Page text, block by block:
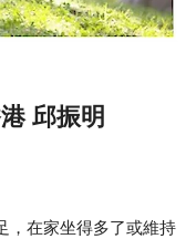
邱振明
在家坐得多了或維持